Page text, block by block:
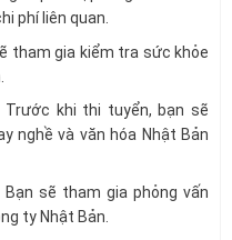
phí liên quan.
tham gia kiểm tra sức khỏe
Trước khi thi tuyển, bạn sẽ
nghề và văn hóa Nhật Bản
Bạn sẽ tham gia phỏng vấn
ty Nhật Bản.